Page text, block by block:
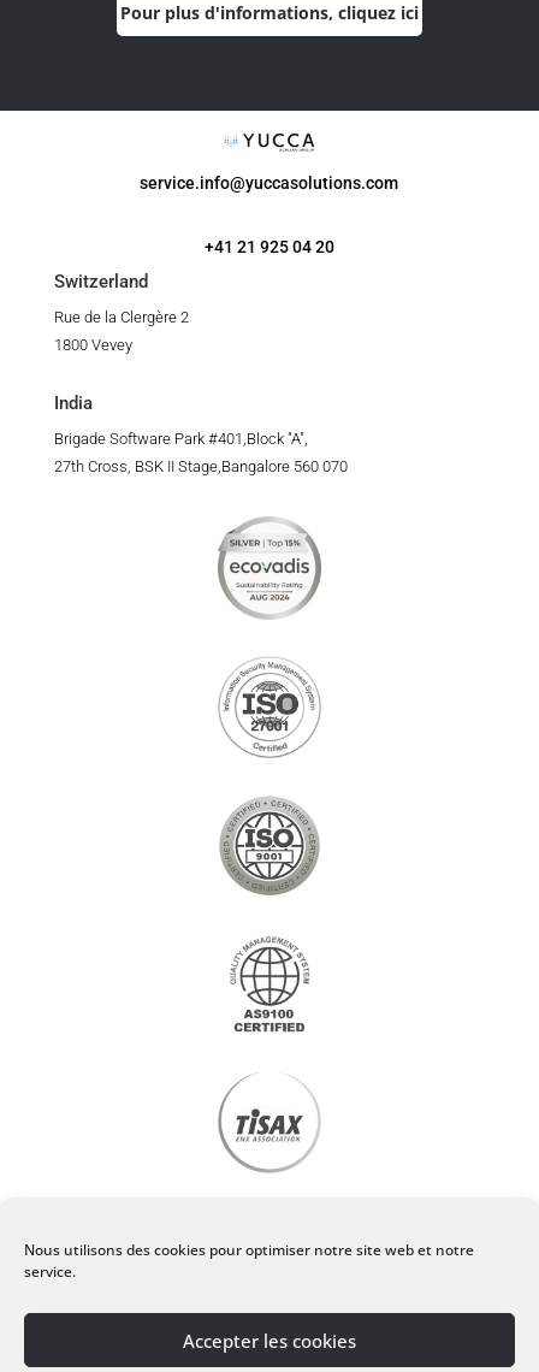
Nous utilisons des cookies pour optimiser notre site web et notre
service.
Accepter les cookies
Pour plus d'informations, cliquez ici
service.info@yuccasolutions.com
+41 21 925 04 20
Switzerland
Rue de la Clergère 2
1800 Vevey
India
Brigade Software Park #401,Block "A",
27th Cross, BSK II Stage,Bangalore 560 070